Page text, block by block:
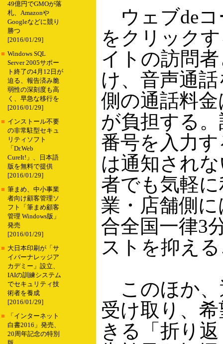
49億円でGMOが落
札、Amazonや
Googleなどに競り
勝つ
[2016/01/29]
■ Windows SQL
Server 2005サポー
ト終了の4月12日が
迫る、報告済み脆
弱性の深刻度も高
く、早急な移行を
[2016/01/29]
■ インストール不要
の非常駐型セキュ
リティソフト
「Dr.Web
CureIt!」、日本語
版を無料で提供
[2016/01/29]
■ 筆まめ、中小事業
者向け顧客管理ソ
フト「筆まめ顧客
管理 Windows版」
発売
[2016/01/29]
■ 大日本印刷が「サ
イバーナレッジア
カデミー」設立、
IAIの訓練システム
でセキュリティ技
術者を養成
[2016/01/29]
■
「インターネット
白書2016」発売、
20周年記念の特別
ウェブdeコ
をクリック
イトの訪問
け、音声通
側の通話料
が負担する
番号を入力
は通知され
者でも気軽
業・店舗側
合全国一律3
ストを抑え
このほか、
受け取り、
きる「折り